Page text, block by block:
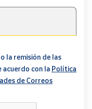
la remisión de las
acuerdo con la Política
de Correos